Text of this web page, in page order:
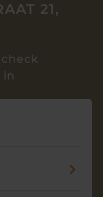
21,
in